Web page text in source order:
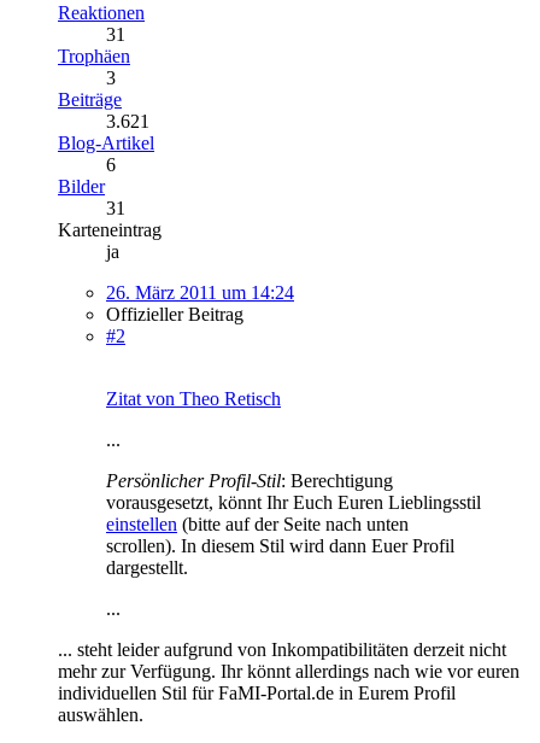
Reaktionen
31
Trophäen
3
Beiträge
3.621
Blog-Artikel
6
Bilder
31
Karteneintrag
ja
26. März 2011 um 14:24
Offizieller Beitrag
#2
Zitat von Theo Retisch
...
Persönlicher Profil-Stil: Berechtigung
vorausgesetzt, könnt Ihr Euch Euren Lieblingsstil
einstellen (bitte auf der Seite nach unten
scrollen). In diesem Stil wird dann Euer Profil
dargestellt.
...
... steht leider aufgrund von Inkompatibilitäten derzeit nicht
mehr zur Verfügung. Ihr könnt allerdings nach wie vor euren
individuellen Stil für FaMI-Portal.de in Eurem Profil
auswählen.